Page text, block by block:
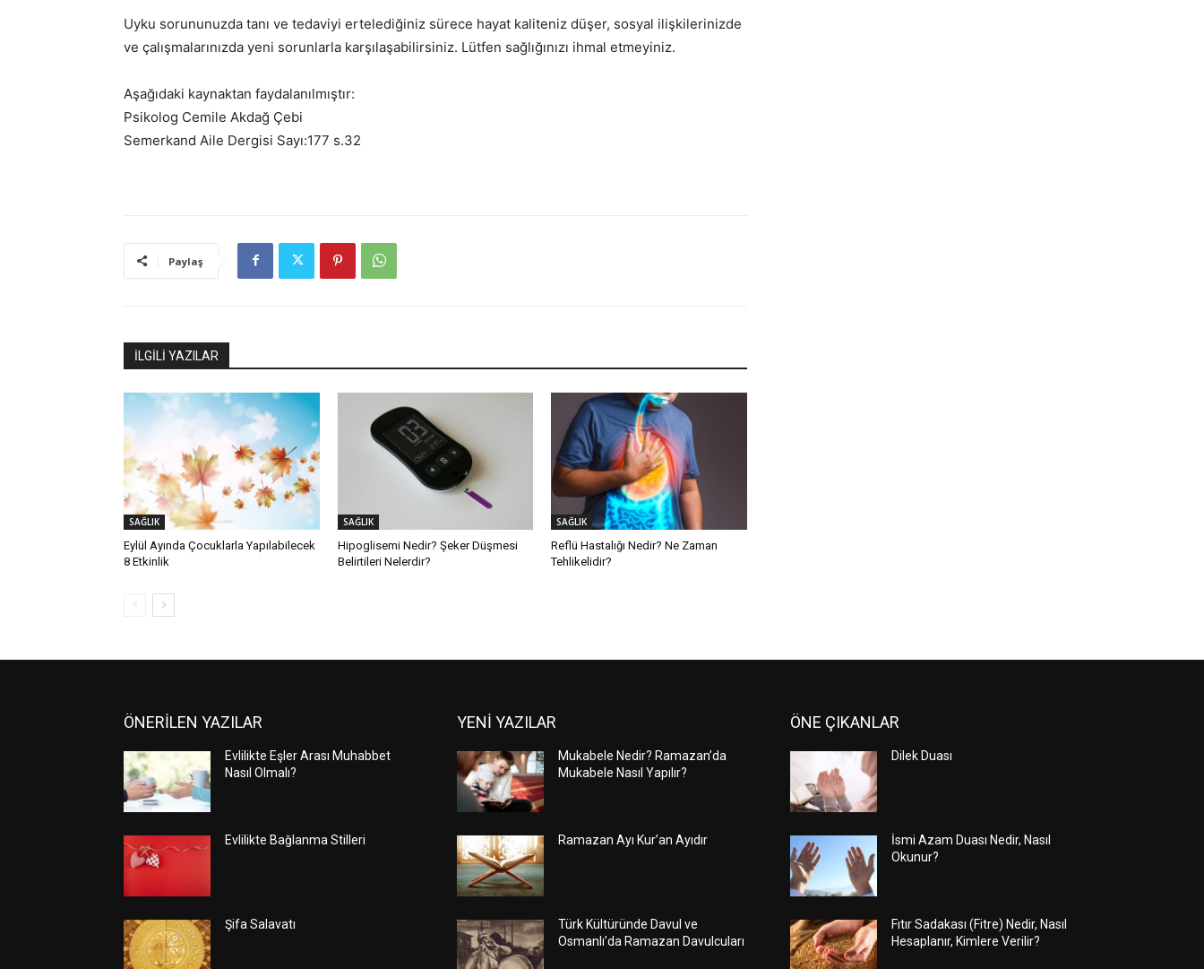
Uyku sorununuzda tanı ve tedaviyi ertelediğiniz sürece hayat kaliteniz düşer, sosyal ilişkilerinizde
ve çalışmalarınızda yeni sorunlarla karşılaşabilirsiniz. Lütfen sağlığınızı ihmal etmeyiniz.
Aşağıdaki kaynaktan faydalanılmıştır:
Psikolog Cemile Akdağ Çebi
Semerkand Aile Dergisi Sayı:177 s.32
Paylaş
İLGİLİ YAZILAR
SAĞLIK
Eylül Ayında Çocuklarla Yapılabilecek
8 Etkinlik
SAĞLIK
Hipoglisemi Nedir? Şeker Düşmesi
Belirtileri Nelerdir?
SAĞLIK
Reflü Hastalığı Nedir? Ne Zaman
Tehlikelidir?
ÖNERİLEN YAZILAR
Evlilikte Eşler Arası Muhabbet
Nasıl Olmalı?
Evlilikte Bağlanma Stilleri
Şifa Salavatı
YENİ YAZILAR
Mukabele Nedir? Ramazan’da
Mukabele Nasıl Yapılır?
Ramazan Ayı Kur’an Ayıdır
Türk Kültüründe Davul ve
Osmanlı’da Ramazan Davulcuları
ÖNE ÇIKANLAR
Dilek Duası
İsmi Azam Duası Nedir, Nasıl
Okunur?
Fıtır Sadakası (Fitre) Nedir, Nasıl
Hesaplanır, Kimlere Verilir?